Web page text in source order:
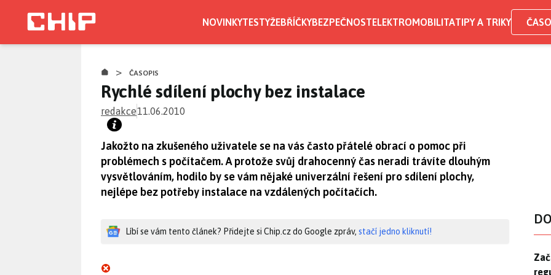
NOVINKYTESTYŽEBŘÍČKYBEZPEČNOSTELEKTROMOBILITATIPY A TRIKY
> ČASOPIS
Rychlé sdílení plochy bez instalace
redakce11.06.2010
Jakožto na zkušeného uživatele se na vás často přátelé obrací o pomoc při
problémech s počítačem. A protože svůj drahocenný čas neradi trávíte dlouhým
vysvětlováním, hodilo by se vám nějaké univerzální řešení pro sdílení plochy,
nejlépe bez potřeby instalace na vzdálených počítačích.
Líbí se vám tento článek? Přidejte si Chip.cz do Google zpráv, stačí jedno kliknutí!